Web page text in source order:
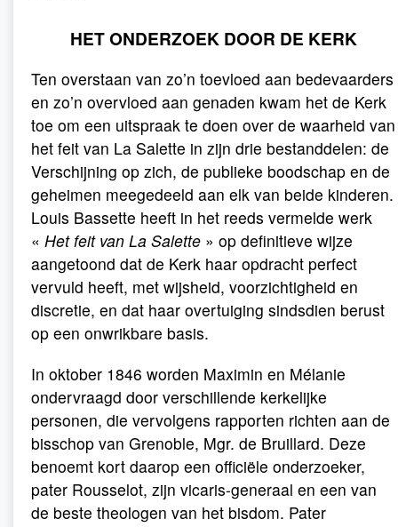
HET ONDERZOEK DOOR DE KERK
Ten overstaan van zo’n toevloed aan bedevaarders
en zo’n overvloed aan genaden kwam het de Kerk
toe om een uitspraak te doen over de waarheid van
het feit van La Salette in zijn drie bestanddelen: de
Verschijning op zich, de publieke boodschap en de
geheimen meegedeeld aan elk van beide kinderen.
Louis Bassette heeft in het reeds vermelde werk
« Het feit van La Salette » op definitieve wijze
aangetoond dat de Kerk haar opdracht perfect
vervuld heeft, met wijsheid, voorzichtigheid en
discretie, en dat haar overtuiging sindsdien berust
op een onwrikbare basis.
In oktober 1846 worden Maximin en Mélanie
ondervraagd door verschillende kerkelijke
personen, die vervolgens rapporten richten aan de
bisschop van Grenoble, Mgr. de Bruillard. Deze
benoemt kort daarop een officiële onderzoeker,
pater Rousselot, zijn vicaris-generaal en een van
de beste theologen van het bisdom. Pater